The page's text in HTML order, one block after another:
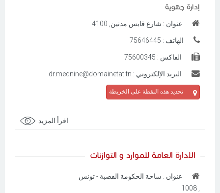
إدارة جهوية
عنوان : شارع قابس مدنين, 4100
الهاتف : 75646445
الفاكس : 75600345
البريد الإلكتروني : dr.mednine@domainetat.tn
تحديد هذه النقطة على الخريطة
اقرأ المزيد
الادارة العامة للموارد و التوازنات
عنوان : ساحة الحكومة القصبة - تونس
, 1008